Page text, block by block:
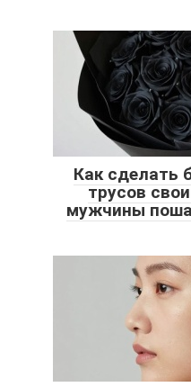
Как сделать
трусов
мужчины